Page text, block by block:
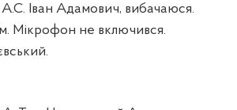
Іван Адамович, вибачаюся.
Мікрофон не включився.